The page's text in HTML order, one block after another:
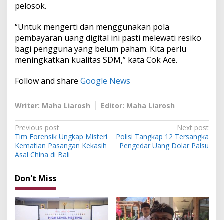
pelosok.
“Untuk mengerti dan menggunakan pola
pembayaran uang digital ini pasti melewati resiko
bagi pengguna yang belum paham. Kita perlu
meningkatkan kualitas SDM,” kata Cok Ace.
Follow and share Google News
Writer: Maha Liarosh Editor: Maha Liarosh
P
o
s
t
n
a
Previous post
Tim Forensik Ungkap Misteri
Kematian Pasangan Kekasih
Asal China di Bali
Next post
Polisi Tangkap 12 Tersangka
Pengedar Uang Dolar Palsu
Don't Miss